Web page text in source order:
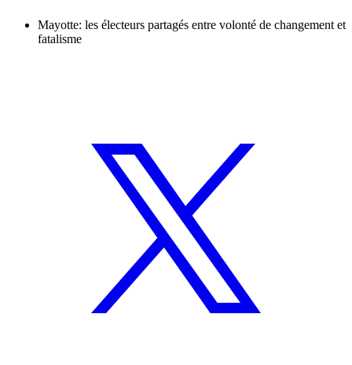
Mayotte: les électeurs partagés entre volonté de changement et
fatalisme